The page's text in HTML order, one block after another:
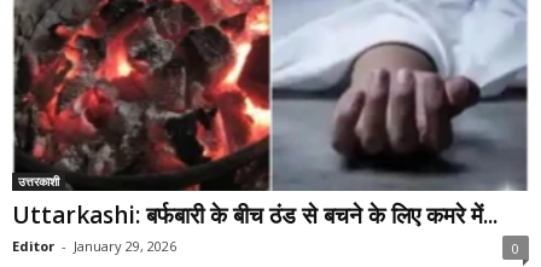
उत्तरकाशी
Uttarkashi: बर्फबारी के बीच ठंड से बचने के लिए कमरे में...
Editor - January 29, 2026 0